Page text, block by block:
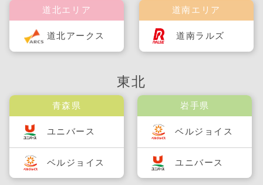
道南エリア
道南ラルズ
道北エリア
道北アークス
東北
青森県
ユニバース
ベルジョイス
岩手県
ベルジョイス
ユニバース